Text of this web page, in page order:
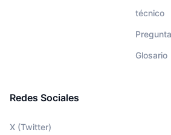
técnico
Glosario
Redes Sociales
X (Twitter)